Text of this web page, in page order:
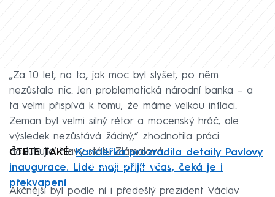
„Za 10 let, na to, jak moc byl slyšet, po něm
nezůstalo nic. Jen problematická národní banka – a
ta velmi přispívá k tomu, že máme velkou inflaci.
Zeman byl velmi silný rétor a mocenský hráč, ale
výsledek nezůstává žádný,“ zhodnotila práci
dosluhující hlavy státu Zlámalová.
Failed to fetch
ČTETE TAKÉ:Kancléřka prozradila detaily Pavlovy
inaugurace. Lidé mají přijít včas, čeká je i
překvapení
Akčnější byl podle ní i předešlý prezident Václav